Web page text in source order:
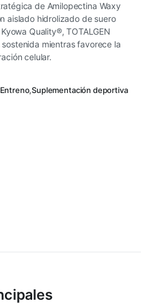
de Amilopectina Waxy
aislado hidrolizado de suero
Quality®, TOTALGEN
mientras favorece la
celular.
,Suplementación deportiva